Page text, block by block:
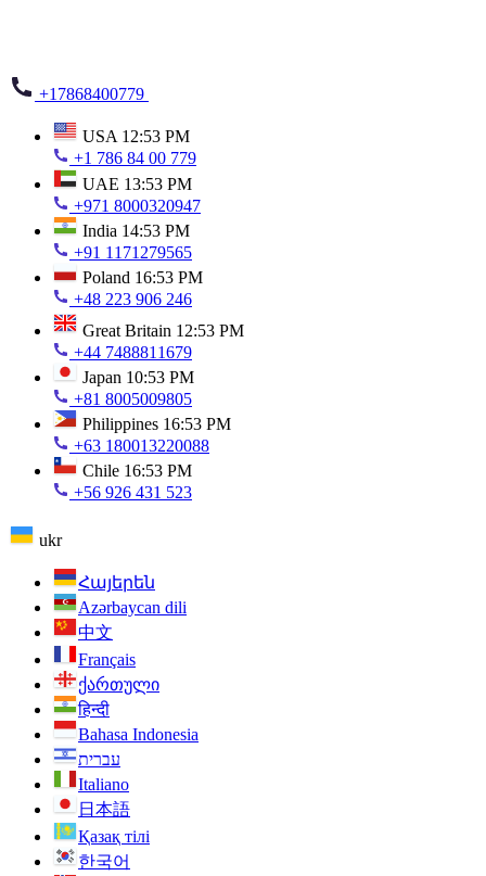
+17868400779
USA 12:53 PM
+1 786 84 00 779
UAE 13:53 PM
+971 8000320947
India 14:53 PM
+91 1171279565
Poland 16:53 PM
+48 223 906 246
Great Britain 12:53 PM
+44 7488811679
Japan 10:53 PM
+81 8005009805
Philippines 16:53 PM
+63 180013220088
Chile 16:53 PM
+56 926 431 523
ukr
Հայերեն
Azərbaycan dili
中文
Français
ქართული
हिन्दी
Bahasa Indonesia
עברית
Italiano
日本語
Қазақ тілі
한국어